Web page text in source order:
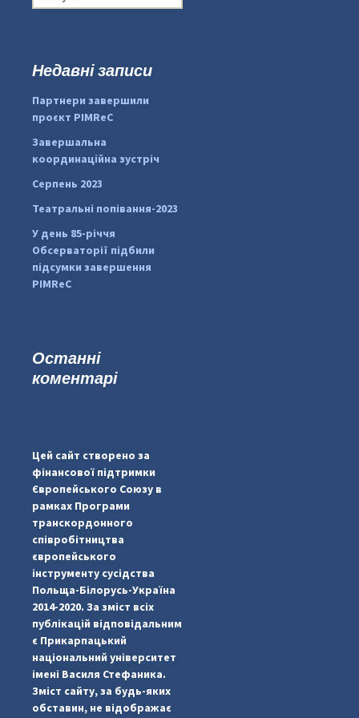
pimrec_project
о
:Недавні записи
Партнери завершили
проєкт PIMReC
Завершальна
координаційна зустріч
Серпень 2023
Театральні попівання-2023
У день 85-річчя
Обсерваторії підбили
підсумки завершення
PIMReC
Останні
коментарі
Цей сайт створено за
фінансової підтримки
Європейського Союзу в
рамках Програми
транскордонного
співробітництва
європейського
інструменту сусідства
Польща-Білорусь-Україна
2014-2020. За зміст всіх
публікацій відповідальним
є Прикарпацький
національний університет
імені Василя Стефаника.
Зміст сайту, за будь-яких
обставин, не відображає